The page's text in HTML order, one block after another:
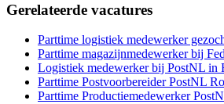
Gerelateerde vacatures
Parttime logistiek medewerker
Parttime magazijnmedewerker bij
Logistiek medewerker bij PostNL in
Parttime Postvoorbereider PostNL
Parttime Productiemedewerker